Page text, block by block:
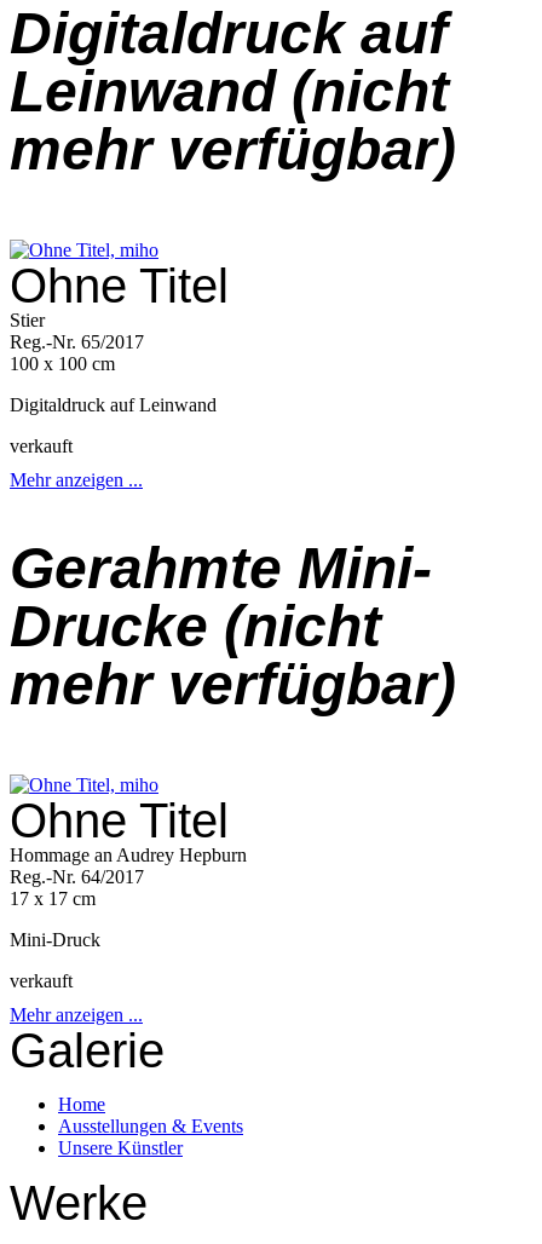
Digitaldruck auf
Leinwand (nicht
mehr verfügbar)
Ohne Titel
Stier
Reg.-Nr. 65/2017
100 x 100 cm
Digitaldruck auf Leinwand
verkauft
Mehr anzeigen ...
Gerahmte Mini-
Drucke (nicht
mehr verfügbar)
Ohne Titel
Hommage an Audrey Hepburn
Reg.-Nr. 64/2017
17 x 17 cm
Mini-Druck
verkauft
Mehr anzeigen ...
Galerie
Home
Ausstellungen & Events
Unsere Künstler
Werke